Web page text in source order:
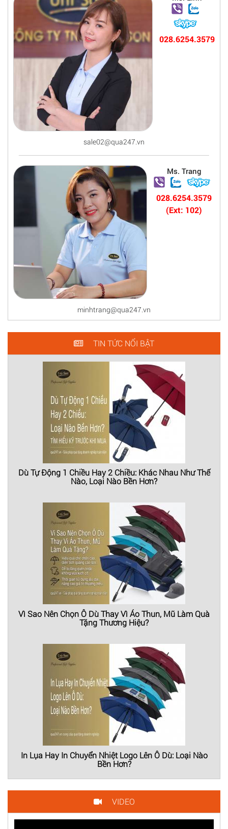
028.6254.3579
sale02@qua247.vn
Ms. Trang
028.6254.3579
(Ext: 102)
minhtrang@qua247.vn
TIN TỨC NỔI BẬT
Dù Tự Động 1 Chiều Hay 2 Chiều: Khác Nhau Như Thế
Nào, Loại Nào Bền Hơn?
Vì Sao Nên Chọn Ô Dù Thay Vì Áo Thun, Mũ Làm Quà
Tặng Thương Hiệu?
In Lụa Hay In Chuyển Nhiệt Logo Lên Ô Dù: Loại Nào
Bền Hơn?
VIDEO